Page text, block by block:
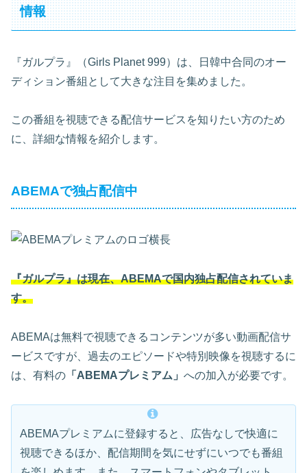
情報
『ガルプラ』（Girls Planet 999）は、日韓中合同のオー
ディション番組として大きな注目を集めました。
この番組を視聴できる配信サービスを知りたい方のため
に、詳細な情報を紹介します。
ABEMAで独占配信中
『ガルプラ』は現在、ABEMAで国内独占配信されていま
す。
ABEMAは無料で視聴できるコンテンツが多い動画配信サ
ービスですが、過去のエピソードや特別映像を視聴するに
は、有料の 「ABEMAプレミアム」 への加入が必要です。
ABEMAプレミアムに登録すると、広告なしで快適に
視聴できるほか、配信期間を気にせずにいつでも番組